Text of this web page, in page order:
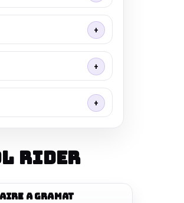
RIDER
A GRAMAT